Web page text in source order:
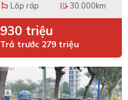
emoji_flags Lắp ráp edit_road 30.000km
930 triệu
Trả trước 279 triệu